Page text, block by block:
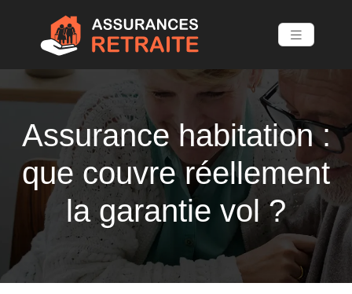
Assurance habitation :
que couvre réellement
la garantie vol ?